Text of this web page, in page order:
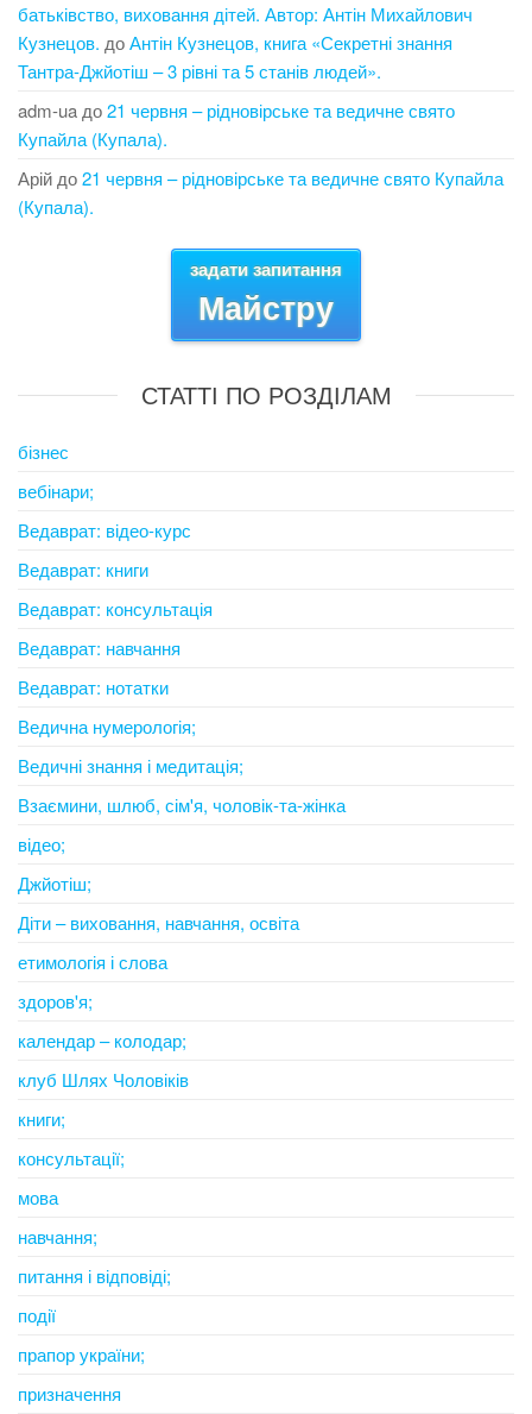
батьківство, виховання дітей. Автор: Антін Михайлович
Кузнецов. доАнтін Кузнецов, книга «Секретні знання
Тантра-Джйотіш – 3 рівні та 5 станів людей».
adm-ua до21 червня – рідновірське та ведичне свято
Купайла (Купала).
Арій до21 червня – рідновірське та ведичне свято Купайла
(Купала).
задати запитання
Майстру
СТАТТІ ПО РОЗДІЛАМ
бізнес
вебінари;
Ведаврат: відео-курс
Ведаврат: книги
Ведаврат: консультація
Ведаврат: навчання
Ведаврат: нотатки
Ведична нумерологія;
Ведичні знання і медитація;
Взаємини, шлюб, сім'я, чоловік-та-жінка
відео;
Джйотіш;
Діти – виховання, навчання, освіта
етимологія і слова
здоров'я;
календар – колодар;
клуб Шлях Чоловіків
книги;
консультації;
мова
навчання;
питання і відповіді;
події
прапор україни;
призначення